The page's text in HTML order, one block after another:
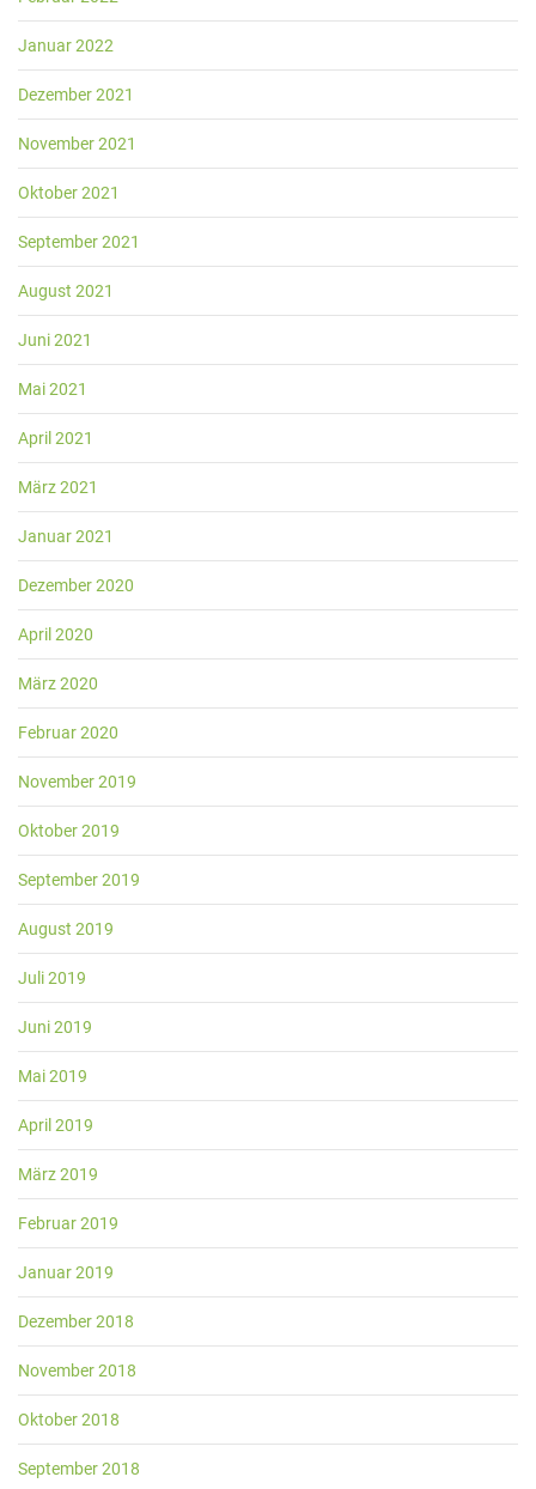
Januar 2022
Dezember 2021
November 2021
Oktober 2021
September 2021
August 2021
Juni 2021
Mai 2021
April 2021
März 2021
Januar 2021
Dezember 2020
April 2020
März 2020
Februar 2020
November 2019
Oktober 2019
September 2019
August 2019
Juli 2019
Juni 2019
Mai 2019
April 2019
März 2019
Februar 2019
Januar 2019
Dezember 2018
November 2018
Oktober 2018
September 2018